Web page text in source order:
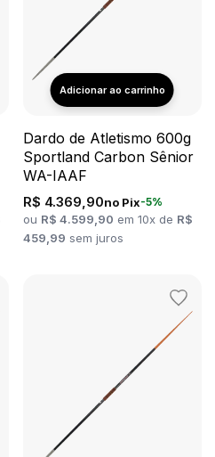
Dardo de Atletismo 600g
Sportland Carbon Sênior
WA-IAAF
R$ 4.369,90no Pix-5%
ou R$ 4.599,90 em 10x de R$
459,99 sem juros
aos